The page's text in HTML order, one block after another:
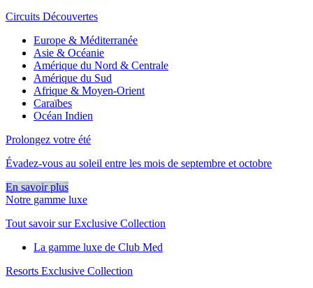
Circuits Découvertes
Europe & Méditerranée
Asie & Océanie
Amérique du Nord & Centrale
Amérique du Sud
Afrique & Moyen-Orient
Caraïbes
Océan Indien
Prolongez votre été
Évadez-vous au soleil entre les mois de septembre et octobre
En savoir plus
Notre gamme luxe
Tout savoir sur Exclusive Collection
La gamme luxe de Club Med
Resorts Exclusive Collection